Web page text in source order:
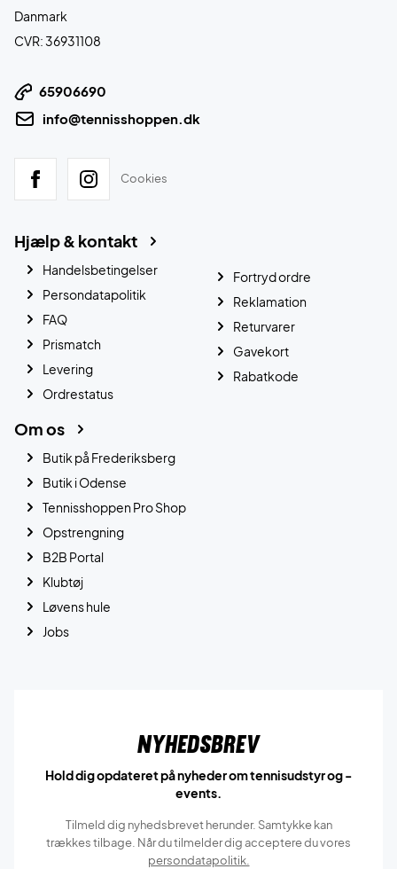
Danmark
CVR: 36931108
65906690
info@tennisshoppen.dk
Cookies
Hjælp & kontakt
Handelsbetingelser
Persondatapolitik
FAQ
Prismatch
Levering
Ordrestatus
Fortryd ordre
Reklamation
Returvarer
Gavekort
Rabatkode
Om os
Butik på Frederiksberg
Butik i Odense
Tennisshoppen Pro Shop
Opstrengning
B2B Portal
Klubtøj
Løvens hule
Jobs
Nyhedsbrev
Hold dig opdateret på nyheder om tennisudstyr og -
events.
Tilmeld dig nyhedsbrevet herunder. Samtykke kan
trækkes tilbage. Når du tilmelder dig acceptere du vores
persondatapolitik.